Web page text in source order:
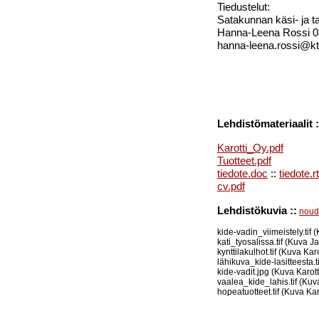
Tiedustelut:
Satakunnan käsi- ja
Hanna-Leena Rossi
hanna-
Lehdistömateriaalit
Karotti_Oy.pdf
Tuotteet.pdf
tiedote.doc ::
cv.pdf
Lehdistökuvia ::
kide-vadin_viimeistely.tif
kati_tyosalissa.tif (Kuva
kynttilakulhot.tif (Kuva
lähikuva_kide-
kide-vadit.jpg (Kuva
vaalea_kide_lahis.tif
hopeatuotteet.tif (Kuva